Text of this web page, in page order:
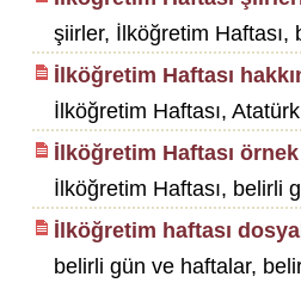
şiirler, İlköğretim
İlköğretim Haftası
İlköğretim Haftası,
İlköğretim Haftası
İlköğretim Haftası, belirli
İlköğretim haftası
belirli gün ve haftalar,